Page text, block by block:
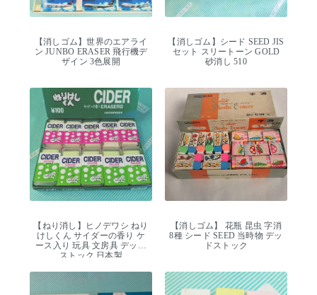
【消しゴム】世界のエアライ
ン JUNBO ERASER 飛行機デ
ザイン 3色展開
【消しゴム】シード SEED JIS
セット スリートーン GOLD
砂消し 510
【ねり消し】ヒノデワシ ねり
けしくん サイダーの香り ケ
ース入り 玩具 文房具 デッド
ストック 日本製
【消しゴム】 花瓶 昆虫 字消
8種 シード SEED 当時物 デッ
ドストック